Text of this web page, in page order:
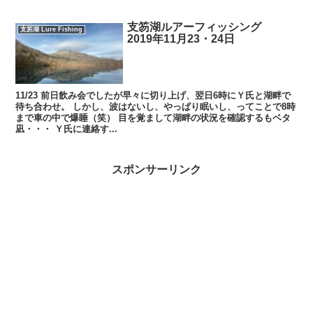
支笏湖 Lure Fishing
支笏湖ルアーフィッシング
2019年11月23・24日
11/23 前日飲み会でしたが早々に切り上げ、翌日6時にＹ氏と湖畔で
待ち合わせ。 しかし、波はないし、やっぱり眠いし、ってことで8時
まで車の中で爆睡（笑） 目を覚まして湖畔の状況を確認するもベタ
凪・・・ Ｙ氏に連絡す...
スポンサーリンク